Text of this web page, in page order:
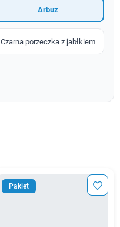
Arbuz
Czarna porzeczka z jabłkiem
Pakiet